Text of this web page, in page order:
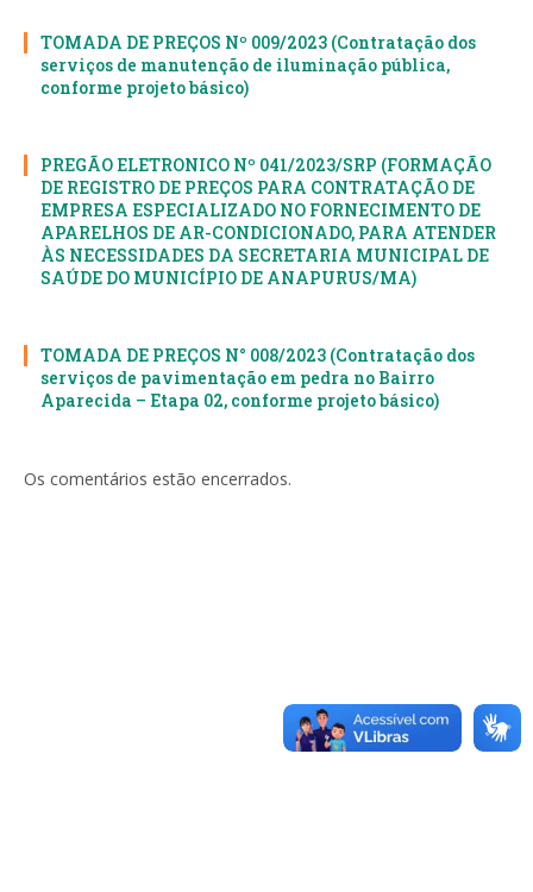
TOMADA DE PREÇOS Nº 009/2023 (Contratação dos
serviços de manutenção de iluminação pública,
conforme projeto básico)
PREGÃO ELETRONICO Nº 041/2023/SRP (FORMAÇÃO
DE REGISTRO DE PREÇOS PARA CONTRATAÇÃO DE
EMPRESA ESPECIALIZADO NO FORNECIMENTO DE
APARELHOS DE AR-CONDICIONADO, PARA ATENDER
ÀS NECESSIDADES DA SECRETARIA MUNICIPAL DE
SAÚDE DO MUNICÍPIO DE ANAPURUS/MA)
TOMADA DE PREÇOS N° 008/2023 (Contratação dos
serviços de pavimentação em pedra no Bairro
Aparecida – Etapa 02, conforme projeto básico)
Os comentários estão encerrados.